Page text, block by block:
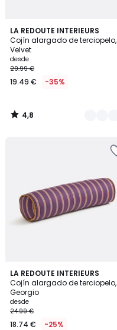
LA REDOUTE INTERIEURS
Cojín alargado de terciopelo,
Velvet
desde
29.99 €
19.49 € -35%
4,8
/ 5
3
Colores
4,8
/
LA REDOUTE INTERIEURS
Cojín alargado de terciopelo,
Georgio
desde
24.99 €
18.74 € -25%
5
/
5
2
Colores